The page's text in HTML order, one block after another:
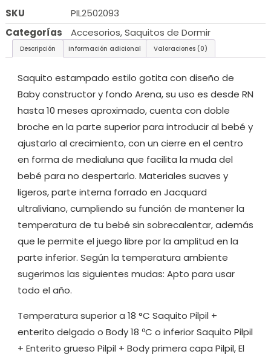
SKU
PIL2502093
Categorías
Accesorios,Saquitos de Dormir
Descripción Información adicional Valoraciones (0)
Saquito estampado estilo gotita con diseño de
Baby constructor y fondo Arena, su uso es desde RN
hasta 10 meses aproximado, cuenta con doble
broche en la parte superior para introducir al bebé y
ajustarlo al crecimiento, con un cierre en el centro
en forma de medialuna que facilita la muda del
bebé para no despertarlo. Materiales suaves y
ligeros, parte interna forrado en Jacquard
ultraliviano, cumpliendo su función de mantener la
temperatura de tu bebé sin sobrecalentar, además
que le permite el juego libre por la amplitud en la
parte inferior. Según la temperatura ambiente
sugerimos las siguientes mudas: Apto para usar
todo el año.
Temperatura superior a 18 °C Saquito Pilpil +
enterito delgado o Body 18 ºC o inferior Saquito Pilpil
+ Enterito grueso Pilpil + Body primera capa Pilpil, El